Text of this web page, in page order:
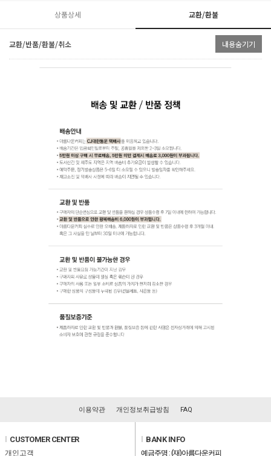
상품상세 교환/환불
교환/반품/환불/취소 내용숨기기
이용약관 개인정보취급방침 FAQ
CUSTOMER CENTER
개인고객
BANK INFO
예금주명 : (재)아름다운커피